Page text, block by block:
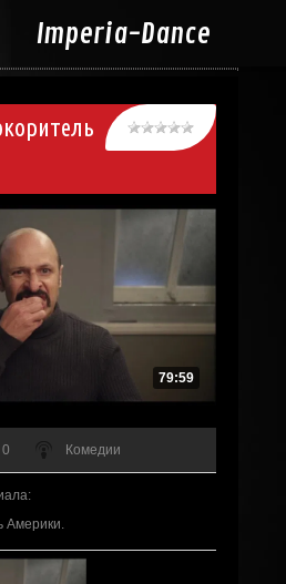
Imperia-Dance
79:59
0 Комедии
:
Америки.